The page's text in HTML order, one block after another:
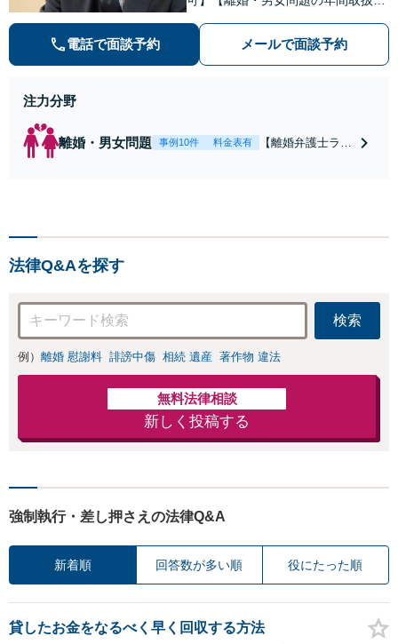
き寝入りしたくないという方は是非
ご相談ください。
電話で面談予約 メールで面談予約
注力分野
離婚・男女問題 事例10件 料金表有
【離婚弁護士ラン
で金銭的に満足で
きる解決を目指し
ます。
法律Q&Aを探す
検索
例） 離婚 慰謝料 誹謗中傷 相続 遺産 著作物 違法
無料法律相談
新しく投稿する
強制執行・差し押さえの法律Q&A
新着順 回答数が多い順 役にたった順
貸したお金をなるべく早く回収する方法